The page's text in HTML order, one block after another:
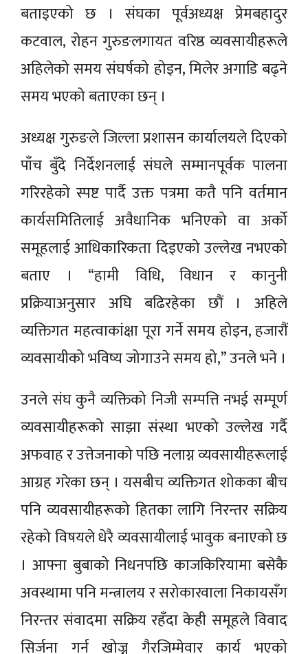
बताइएको छ । संघका पूर्वअध्यक्ष प्रेमबहादुर
कटवाल, रोहन गुरुङलगायत वरिष्ठ व्यवसायीहरूले
अहिलेको समय संघर्षको होइन, मिलेर अगाडि बढ्ने
समय भएको बताएका छन् ।
अध्यक्ष गुरुङले जिल्ला प्रशासन कार्यालयले दिएको
पाँच बुँदे निर्देशनलाई संघले सम्मानपूर्वक पालना
गरिरहेको स्पष्ट पार्दै उक्त पत्रमा कतै पनि वर्तमान
कार्यसमितिलाई अवैधानिक भनिएको वा अर्को
समूहलाई आधिकारिकता दिइएको उल्लेख नभएको
बताए । “हामी विधि, विधान र कानुनी
प्रक्रियाअनुसार अघि बढिरहेका छौं । अहिले
व्यक्तिगत महत्वाकांक्षा पूरा गर्ने समय होइन, हजारौं
व्यवसायीको भविष्य जोगाउने समय हो,” उनले भने ।
उनले संघ कुनै व्यक्तिको निजी सम्पत्ति नभई सम्पूर्ण
व्यवसायीहरूको साझा संस्था भएको उल्लेख गर्दै
अफवाह र उत्तेजनाको पछि नलाग्न व्यवसायीहरूलाई
आग्रह गरेका छन् । यसबीच व्यक्तिगत शोकका बीच
पनि व्यवसायीहरूको हितका लागि निरन्तर सक्रिय
रहेको विषयले धेरै व्यवसायीलाई भावुक बनाएको छ
। आफ्ना बुबाको निधनपछि काजकिरियामा बसेकै
अवस्थामा पनि मन्त्रालय र सरोकारवाला निकायसँग
निरन्तर संवादमा सक्रिय रहँदा केही समूहले विवाद
सिर्जना गर्न खोज्नु गैरजिम्मेवार कार्य भएको